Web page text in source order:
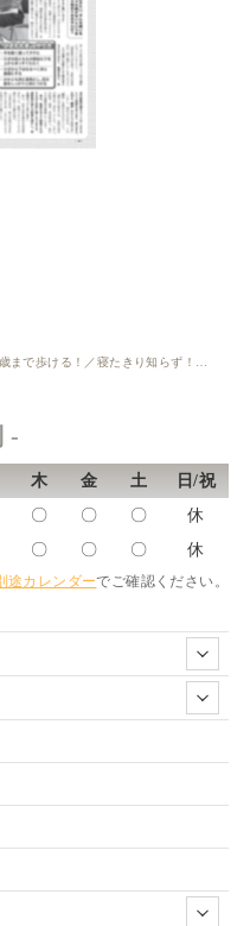
-
木 金 土 日/祝
〇 〇 〇 休
〇 〇 〇 休
途カレンダーでご確認ください。